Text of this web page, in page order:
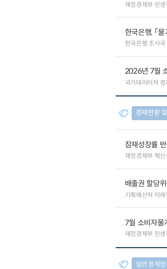
재정경제부 민
한국은행, 「
한국은행 조사
2026년 7월
국가데이터처
경제현황
잠재성장률
재정경제부 혁
배출권 할당
기획예산처 미
7월 소비자물
재정경제부 민
일반경제정